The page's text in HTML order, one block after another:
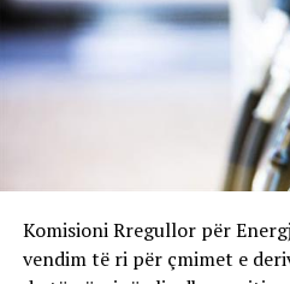
Komisioni Rregullor për
vendim të ri për çmimet e